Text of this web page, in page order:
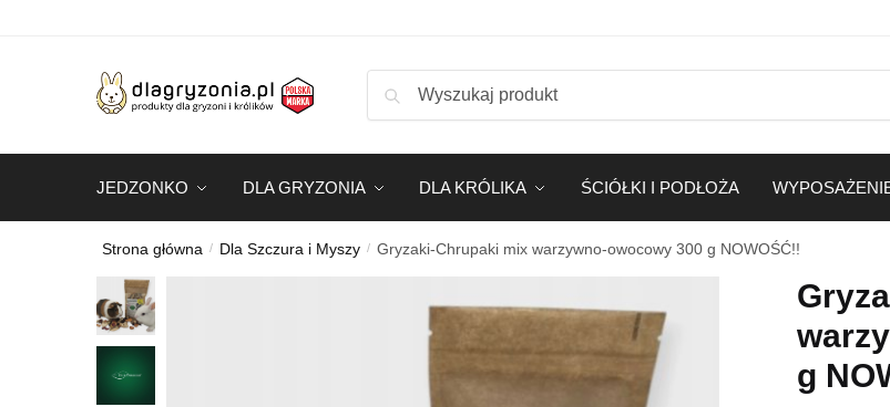
Szukaj
JEDZONKO DLA GRYZONIA DLA KRÓLIKA ŚCIÓŁKI I PODŁOŻA
Strona główna / Dla Szczura i Myszy / Gryzaki-Chrupaki mix warzywno-owocowy 300 g NOWOŚĆ!!
g